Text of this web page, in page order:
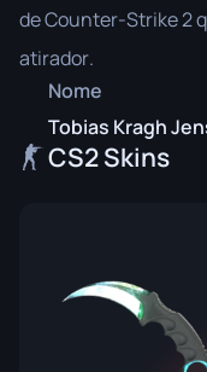
de Counter-Strike 2
atirador.
Nome
Tobias Kragh
CS2 Skins